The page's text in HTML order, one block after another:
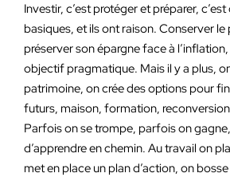
Investir, c’est protéger et préparer,
basiques, et ils ont raison. Conserver le
préserver son épargne face à
objectif pragmatique. Mais il y a plus,
patrimoine, on crée des options pour
futurs, maison, formation,
Parfois on se trompe, parfois on
d’apprendre en chemin. Au travail on
met en place un plan d’action, on